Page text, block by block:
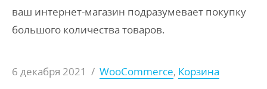
ваш интернет-магазин подразумевает покупку
большого количества товаров.
6 декабря 2021 / WooCommerce, Корзина